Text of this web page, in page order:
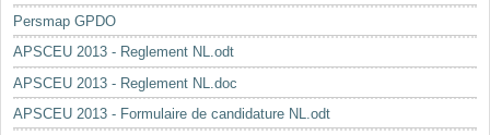
Persmap GPDO
APSCEU 2013 - Reglement NL.odt
APSCEU 2013 - Reglement NL.doc
APSCEU 2013 - Formulaire de candidature NL.odt